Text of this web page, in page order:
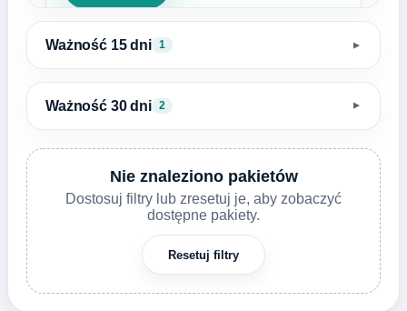
Ważność 15 dni 1 ▼
Ważność 30 dni 2 ▼
Nie znaleziono pakietów
Dostosuj filtry lub zresetuj je, aby zobaczyć
dostępne pakiety.
Resetuj filtry